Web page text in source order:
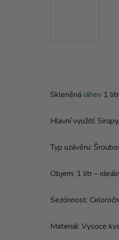
Skleněná láhev 1
Hlavní využití:
Typ uzávěru:
Objem: 1 litr –
Sezónnost:
Materiál: Vysoce